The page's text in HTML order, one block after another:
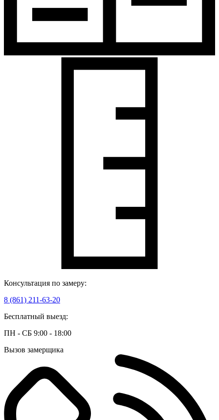
Консультация по замеру:
8 (861) 211-63-20
Бесплатный выезд:
ПН - СБ 9:00 - 18:00
Вызов замерщика